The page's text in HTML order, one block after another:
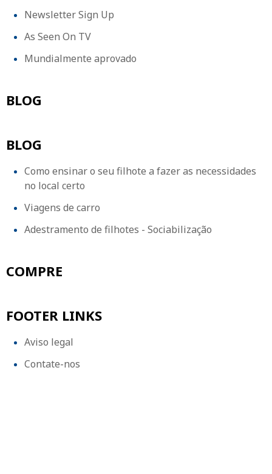
Newsletter Sign Up
As Seen On TV
Mundialmente aprovado
BLOG
BLOG
Como ensinar o seu filhote a fazer as necessidades
no local certo
Viagens de carro
Adestramento de filhotes - Sociabilização
COMPRE
FOOTER LINKS
Aviso legal
Contate-nos